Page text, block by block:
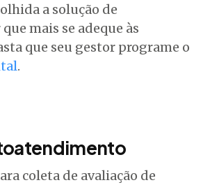
a solução de
mais se adeque às
que seu gestor programe o
.
coleta de avaliação de